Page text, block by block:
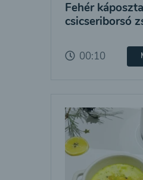
Fehér
csicseriborsó
00:10